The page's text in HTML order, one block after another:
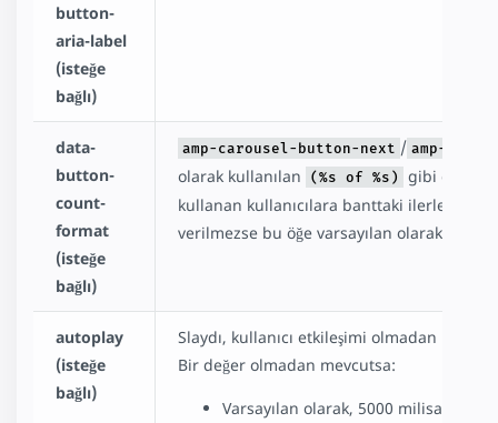
button-
aria-label
(isteğe
bağlı)
data-
button-
count-
format
(isteğe
bağlı)
amp-carousel-button-next / amp-
olarak kullanılan (%s of %s)
gibi
kullanan kullanıcılara banttaki
verilmezse bu öğe varsayılan olarak "(%s
autoplay
(isteğe
bağlı)
Slaydı, kullanıcı etkileşimi olmadan bir
Bir değer olmadan mevcutsa:
Varsayılan olarak, 5000